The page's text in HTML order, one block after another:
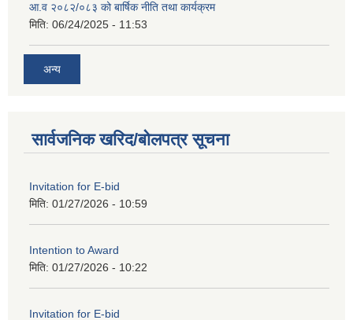
आ.व २०८२/०८३ को बार्षिक नीति तथा कार्यक्रम
मिति: 06/24/2025 - 11:53
अन्य
सार्वजनिक खरिद/बोलपत्र सूचना
Invitation for E-bid
मिति: 01/27/2026 - 10:59
Intention to Award
मिति: 01/27/2026 - 10:22
Invitation for E-bid